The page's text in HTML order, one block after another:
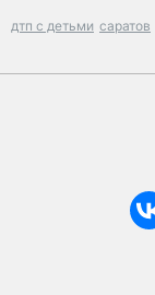
дтп с детьми саратов